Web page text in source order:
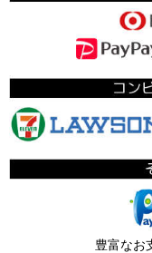
豊富なお